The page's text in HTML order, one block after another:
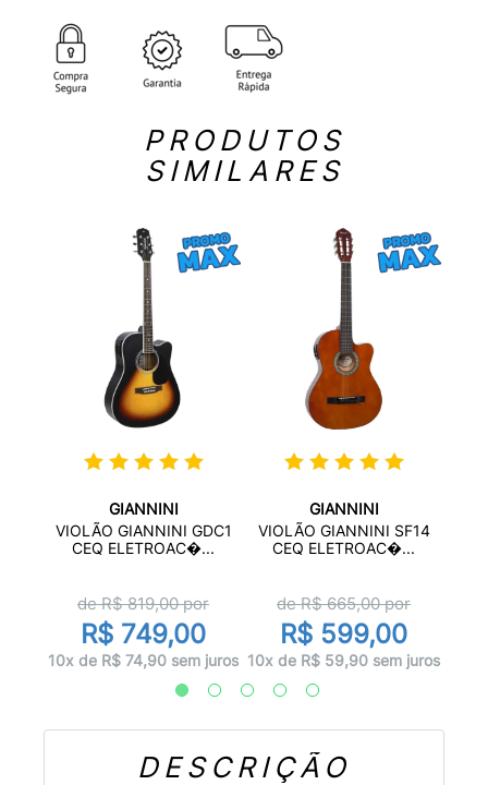
PRODUTOS
SIMILARES
GIANNINI
VIOLÃO GIANNINI GDC1
CEQ ELETROAC�...
de R$819,00por
R$ 749,00
10x de R$ 74,90 sem juros
GIANNINI
VIOLÃO GIANNINI SF14
CEQ ELETROAC�...
de R$665,00por
R$ 599,00
10x de R$ 59,90 sem juros
DESCRIÇÃO